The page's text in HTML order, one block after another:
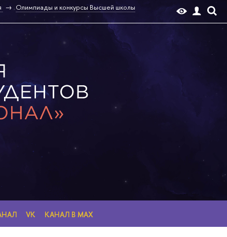
Олимпиады и конкурсы Высшей школы
VK КАНАЛ В MAX